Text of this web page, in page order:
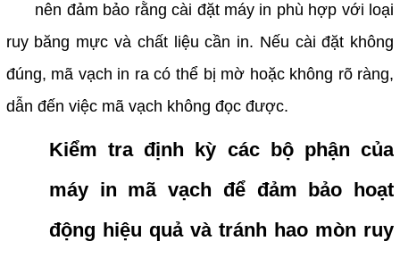
nên đảm bảo rằng cài đặt máy in phù hợp với loại
ruy băng mực và chất liệu cần in. Nếu cài đặt không
đúng, mã vạch in ra có thể bị mờ hoặc không rõ ràng,
dẫn đến việc mã vạch không đọc được.
Kiểm tra định kỳ các bộ phận của
máy in mã vạch để đảm bảo hoạt
động hiệu quả và tránh hao mòn ruy